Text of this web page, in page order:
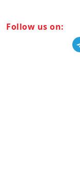
Follow us on: